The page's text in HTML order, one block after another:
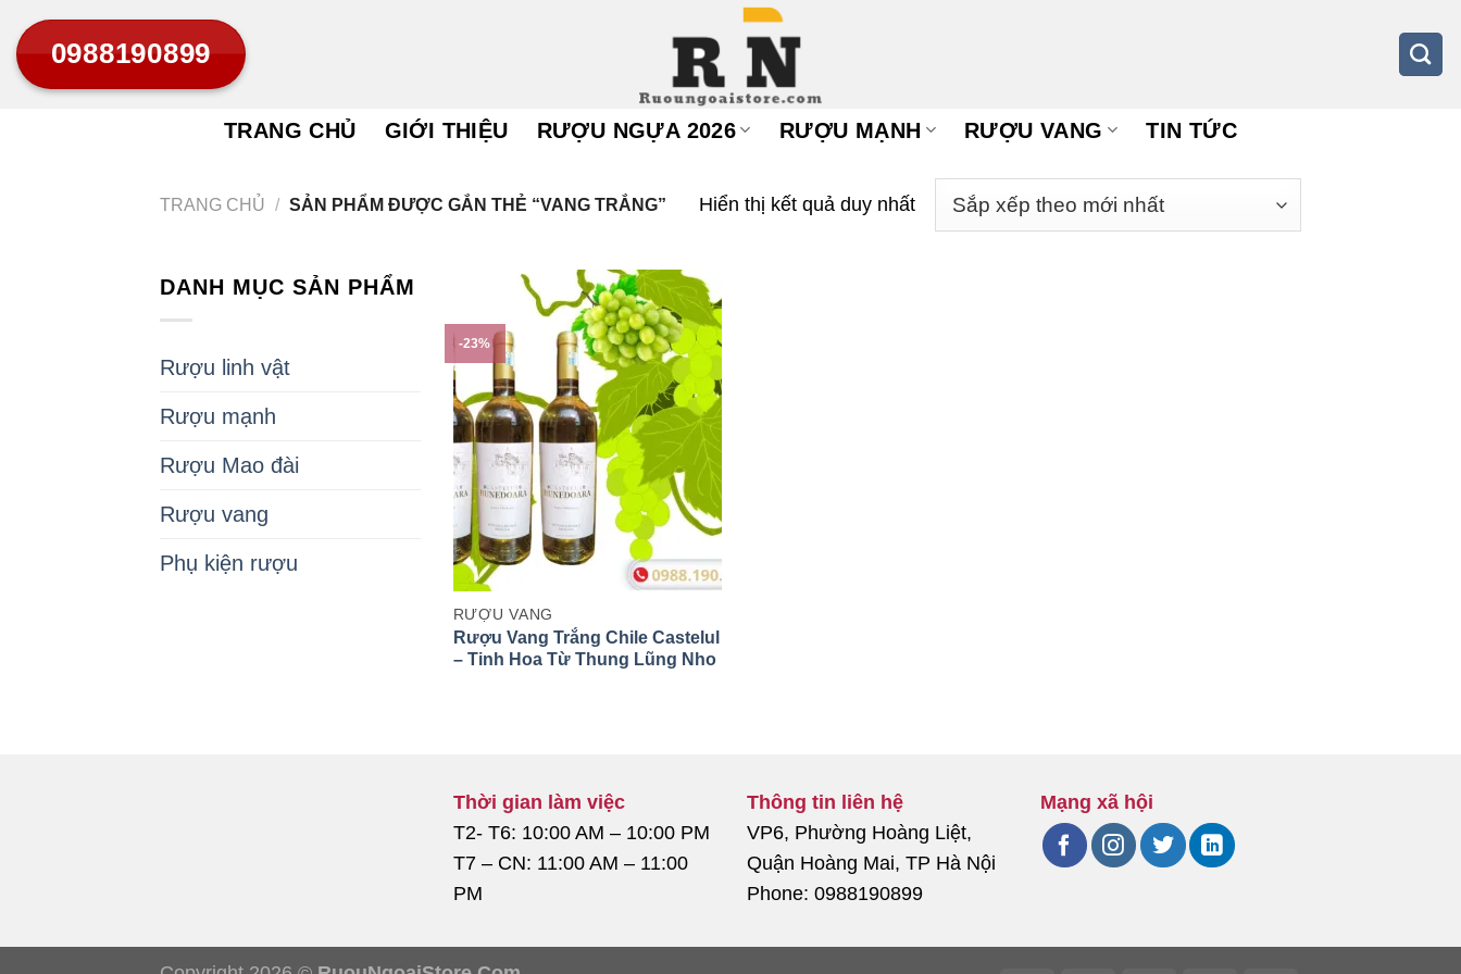
qua
nội
0988190899
TRANG CHỦ GIỚI THIỆU RƯỢU NGỰA 2026 RƯỢU MẠNH RƯỢU VANG TIN TỨC
TRANG CHỦ / SẢN PHẨM ĐƯỢC GẮN THẺ “VANG TRẮNG” Hiển thị kết quả duy nhất
DANH MỤC SẢN PHẨM
Rượu linh vật
Rượu mạnh
Rượu Mao đài
Rượu vang
Phụ kiện rượu
-23%
RƯỢU VANG
Rượu Vang Trắng Chile Castelul
– Tinh Hoa Từ Thung Lũng Nho
Thời gian làm việc
T2- T6: 10:00 AM – 10:00 PM
T7 – CN: 11:00 AM – 11:00
PM
Thông tin liên hệ
VP6, Phường Hoàng Liệt,
Quận Hoàng Mai, TP Hà Nội
Phone: 0988190899
Mạng xã hội